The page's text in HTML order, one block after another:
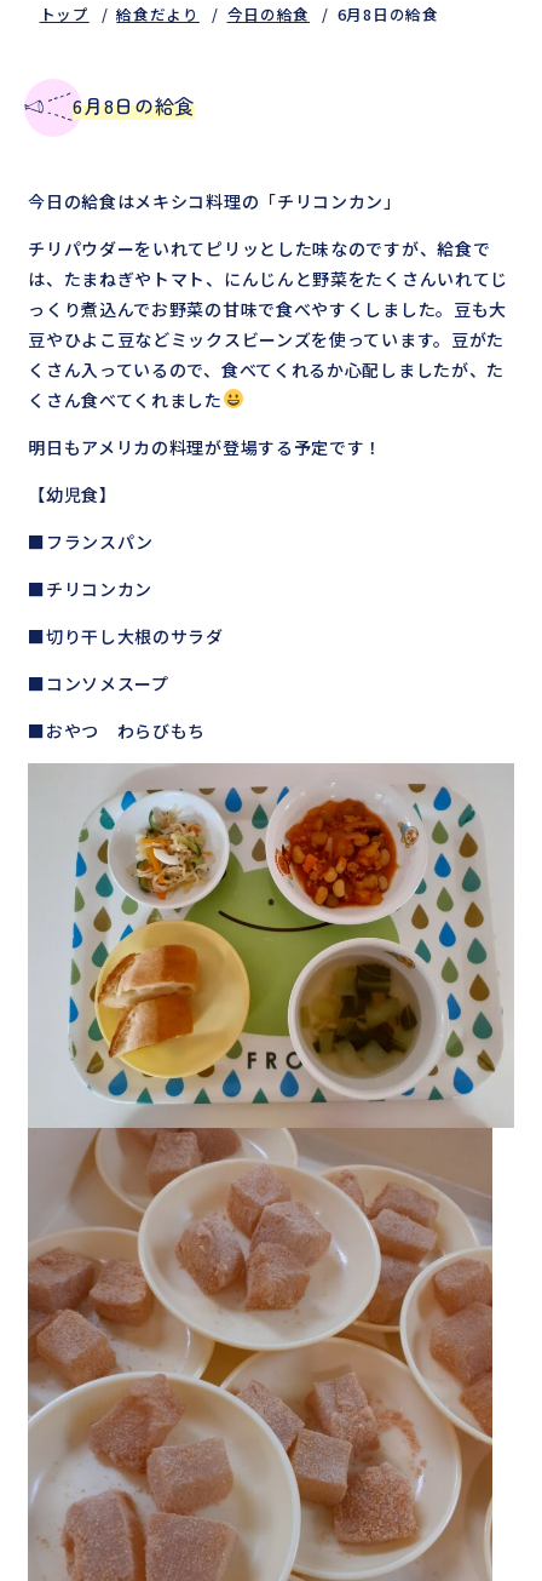
トップ 給食だより 今日の給食 6月8日の給食
6月8日の給食
今日の給食はメキシコ料理の「チリコンカン」
チリパウダーをいれてピリッとした味なのですが、給食で
は、たまねぎやトマト、にんじんと野菜をたくさんいれてじ
っくり煮込んでお野菜の甘味で食べやすくしました。豆も大
豆やひよこ豆などミックスビーンズを使っています。豆がた
くさん入っているので、食べてくれるか心配しましたが、た
くさん食べてくれました
明日もアメリカの料理が登場する予定です！
【幼児食】
■フランスパン
■チリコンカン
■切り干し大根のサラダ
■コンソメスープ
■おやつ わらびもち